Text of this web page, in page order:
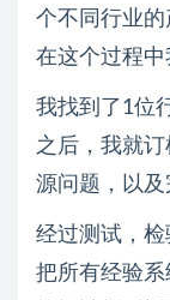
个不同行业
在这个过程
我找到了1位
之后，我就
源问题，以及
经过测试，检
把所有经验